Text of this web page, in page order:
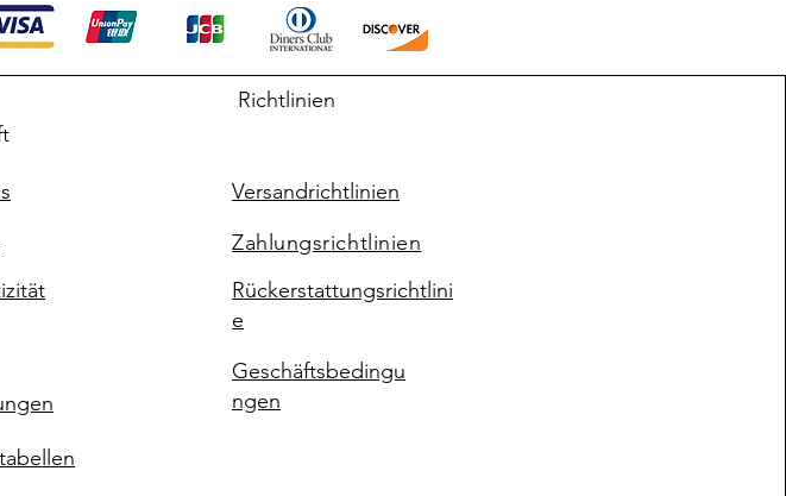
Richtlinien
Versandrichtlinien
Zahlungsrichtlinien
Rückerstattungsrichtlini
e
Geschäftsbedingu
ngen